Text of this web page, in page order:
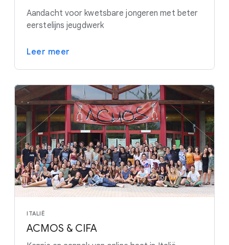
Aandacht voor kwetsbare jongeren met beter
eerstelijns jeugdwerk
Leer meer
ITALIË
ACMOS & CIFA